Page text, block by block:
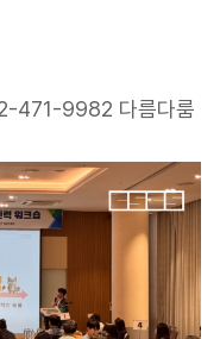
471-9982 다름다룸